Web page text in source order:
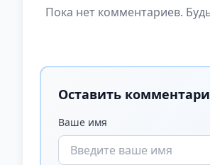
Пока нет комментариев.
Оставить
Ваше имя